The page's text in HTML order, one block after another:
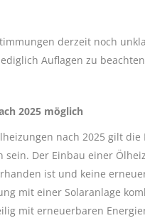
derzeit noch
Auflagen zu
2025 möglich
nach 2025 gilt
sein. Der Einbau einer
ist und keine
mit einer Solaranlage
mit erneuerbaren